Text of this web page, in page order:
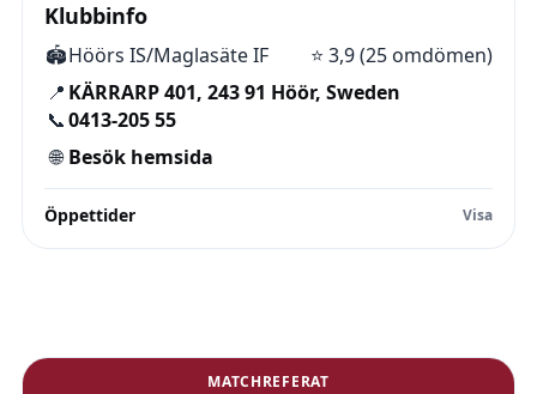
Klubbinfo
🏟️Höörs IS/Maglasäte IF ⭐ 3,9 (25 omdömen)
📍 KÄRRARP 401, 243 91 Höör, Sweden
📞0413-205 55
🌐 Besök hemsida
Öppettider
MATCHREFERAT